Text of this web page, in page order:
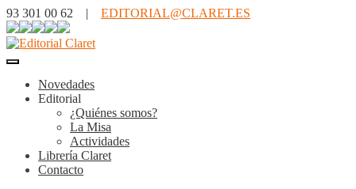
93 301 00 62 | EDITORIAL@CLARET.ES
Novedades
Editorial
¿Quiénes somos?
La Misa
Actividades
Librería Claret
Contacto